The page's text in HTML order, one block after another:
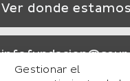
Gestionar el
Ver donde estamos